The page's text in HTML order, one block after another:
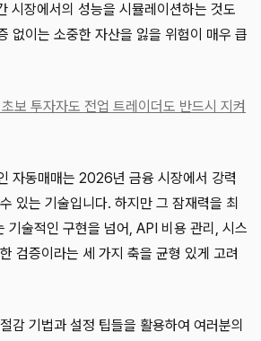
시장에서의 성능을 시뮬레이션하는 것도
없이는 소중한 자산을 잃을 위험이 매우 큽
보 투자자도 전업 트레이더도 반드시 지켜
자동매매는 2026년 금융 시장에서 강력
있는 기술입니다. 하지만 그 잠재력을 최
기술적인 구현을 넘어, API 비용 관리, 시스
검증이라는 세 가지 축을 균형 있게 고려
감 기법과 설정 팁들을 활용하여 여러분의